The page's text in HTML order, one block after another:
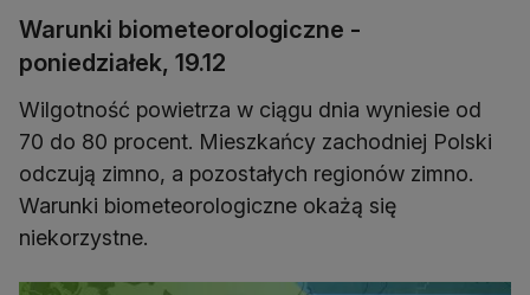
Warunki biometeorologiczne -
poniedziałek, 19.12
Wilgotność powietrza w ciągu dnia wyniesie od
70 do 80 procent. Mieszkańcy zachodniej Polski
odczują zimno, a pozostałych regionów zimno.
Warunki biometeorologiczne okażą się
niekorzystne.